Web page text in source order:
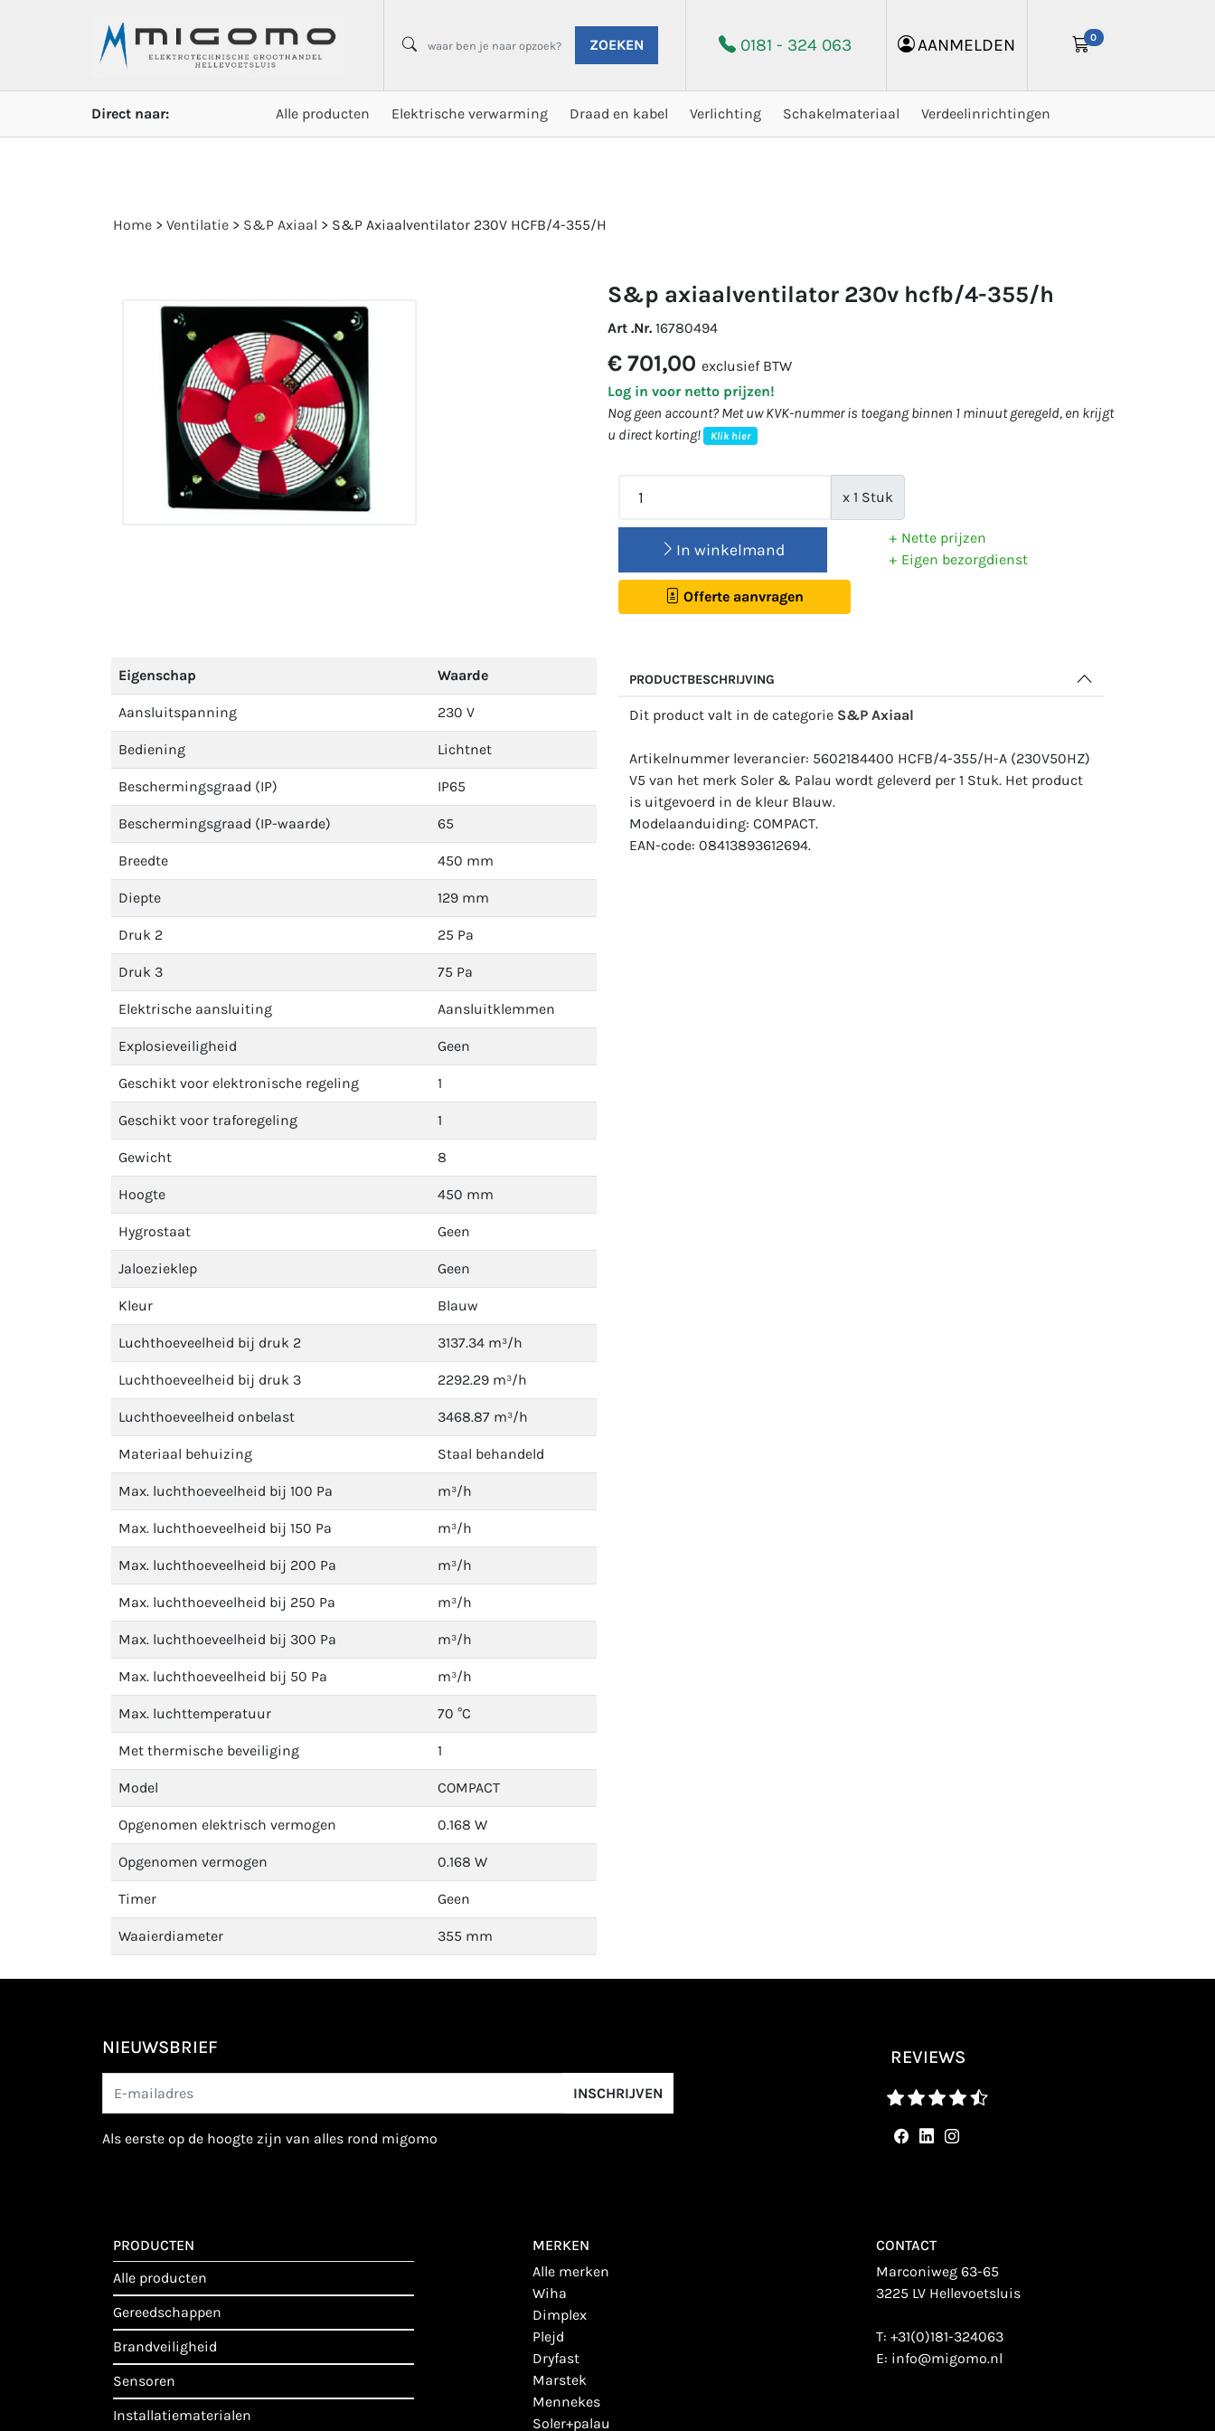
ZOEKEN 0181 - 324 063 AANMELDEN 0
Direct naar: Alle producten Elektrische verwarming Draad en kabel Verlichting Schakelmateriaal Verdeelinrichtingen
Home > Ventilatie > S&P Axiaal > S&P Axiaalventilator 230V HCFB/4-355/H
s&p axiaalventilator 230v hcfb/4-355/h
Art .Nr. 16780494
€ 701,00 exclusief BTW
Log in voor netto prijzen!
Nog geen account? Met uw KVK-nummer is toegang binnen 1 minuut geregeld, en krijgt
u direct korting!
Klik hier
x 1 Stuk
In winkelmand
Offerte aanvragen
Nette prijzen
Eigen bezorgdienst
Eigenschap Waarde
Aansluitspanning 230 V
Bediening Lichtnet
Beschermingsgraad (IP) IP65
Beschermingsgraad (IP-waarde) 65
Breedte 450 mm
Diepte 129 mm
Druk 2 25 Pa
Druk 3 75 Pa
Elektrische aansluiting Aansluitklemmen
Explosieveiligheid Geen
Geschikt voor elektronische regeling 1
Geschikt voor traforegeling 1
Gewicht 8
Hoogte 450 mm
Hygrostaat Geen
Jaloezieklep Geen
Kleur Blauw
Luchthoeveelheid bij druk 2 3137.34 m³/h
Luchthoeveelheid bij druk 3 2292.29 m³/h
Luchthoeveelheid onbelast 3468.87 m³/h
Materiaal behuizing Staal behandeld
Max. luchthoeveelheid bij 100 Pa m³/h
Max. luchthoeveelheid bij 150 Pa m³/h
Max. luchthoeveelheid bij 200 Pa m³/h
Max. luchthoeveelheid bij 250 Pa m³/h
Max. luchthoeveelheid bij 300 Pa m³/h
Max. luchthoeveelheid bij 50 Pa m³/h
Max. luchttemperatuur 70 °C
Met thermische beveiliging 1
Model COMPACT
Opgenomen elektrisch vermogen 0.168 W
Opgenomen vermogen 0.168 W
Timer Geen
Waaierdiameter 355 mm
PRODUCTBESCHRIJVING
Dit product valt in de categorie S&P Axiaal
Artikelnummer leverancier: 5602184400 HCFB/4-355/H-A (230V50HZ)
V5 van het merk Soler & Palau wordt geleverd per 1 Stuk. Het product
is uitgevoerd in de kleur Blauw.
Modelaanduiding: COMPACT.
EAN-code: 08413893612694.
NIEUWSBRIEF
INSCHRIJVEN
als eerste op de hoogte zijn van alles rond migomo
REVIEWS
PRODUCTEN
alle producten
gereedschappen
brandveiligheid
sensoren
installatiematerialen
MERKEN
alle merken
wiha
dimplex
plejd
dryfast
marstek
mennekes
soler+palau
CONTACT
Marconiweg 63-65
3225 LV Hellevoetsluis
T:+31(0)181-324063
E: info@migomo.nl